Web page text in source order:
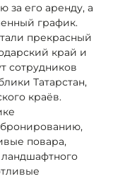
за его аренду, а
график.
прекрасный
край и
сотрудников
Татарстан,
краёв.
повара,